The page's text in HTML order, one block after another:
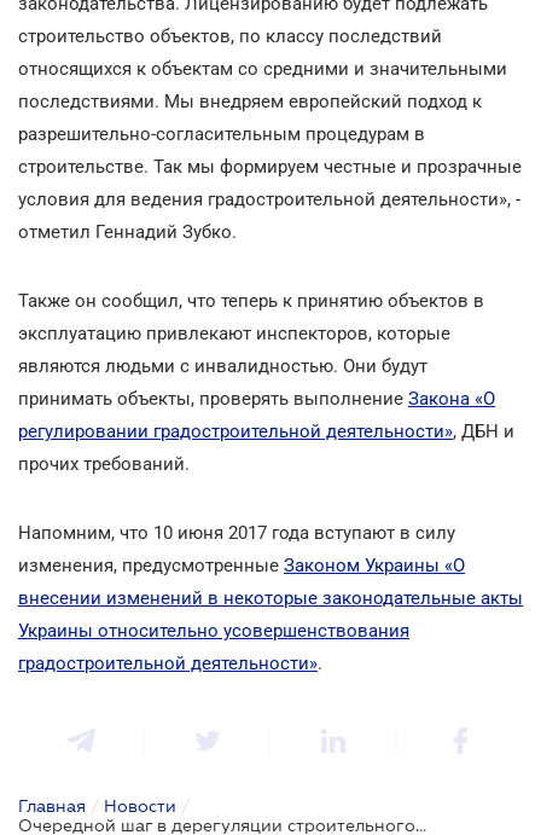
строительство объектов, по классу последствий
относящихся к объектам со средними и значительными
последствиями. Мы внедряем европейский подход к
разрешительно-согласительным процедурам в
строительстве. Так мы формируем честные и прозрачные
условия для ведения градостроительной деятельности», -
отметил Геннадий Зубко.
Также он сообщил, что теперь к принятию объектов в
эксплуатацию привлекают инспекторов, которые
являются людьми с инвалидностью. Они будут
принимать объекты, проверять выполнение Закона «О
регулировании градостроительной деятельности», ДБН и
прочих требований.
Напомним, что 10 июня 2017 года вступают в силу
изменения, предусмотренные Законом Украины «О
внесении изменений в некоторые законодательные акты
Украины относительно усовершенствования
градостроительной деятельности».
Главная / Новости /
Очередной шаг в дерегуляции строительного бизнеса